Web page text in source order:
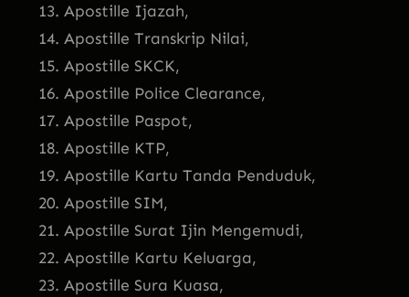
Apostille Ijazah,
Apostille Transkrip Nilai,
Apostille SKCK,
Apostille Police Clearance,
Apostille Paspot,
Apostille KTP,
Apostille Kartu Tanda Penduduk,
Apostille SIM,
Apostille Surat Ijin Mengemudi,
Apostille Kartu Keluarga,
Apostille Sura Kuasa,